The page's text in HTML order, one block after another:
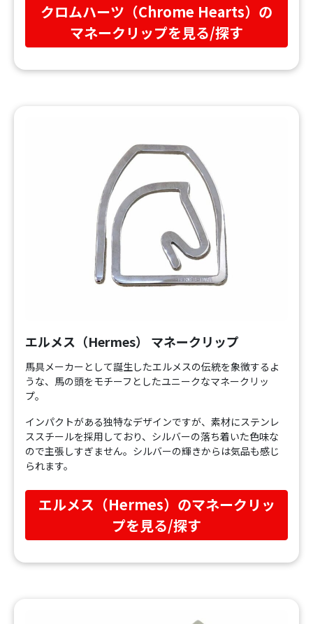
クロムハーツ（Chrome Hearts）の
マネークリップを見る/探す
エルメス（Hermes） マネークリップ
馬具メーカーとして誕生したエルメスの伝統を象徴するよ
うな、馬の頭をモチーフとしたユニークなマネークリッ
プ。
インパクトがある独特なデザインですが、素材にステンレ
ススチールを採用しており、シルバーの落ち着いた色味な
ので主張しすぎません。シルバーの輝きからは気品も感じ
られます。
エルメス（Hermes）のマネークリッ
プを見る/探す